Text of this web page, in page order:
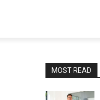
MOST READ